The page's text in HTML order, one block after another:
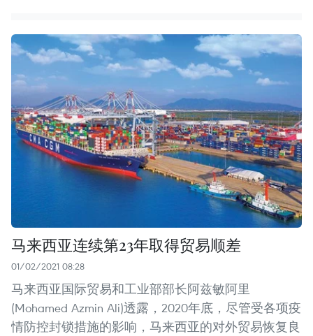
马来西亚连续第23年取得贸易顺差
01/02/2021 08:28
马来西亚国际贸易和工业部部长阿兹敏阿里
(Mohamed Azmin Ali)透露，2020年底，尽管受各项疫
情防控封锁措施的影响，马来西亚的对外贸易恢复良